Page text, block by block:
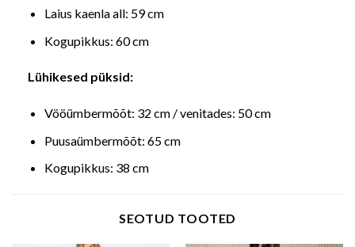
Laius kaenla all: 59 cm
Kogupikkus: 60 cm
Lühikesed püksid:
Vööümbermõõt: 32 cm / venitades: 50 cm
Puusaümbermõõt: 65 cm
Kogupikkus: 38 cm
SEOTUD TOOTED